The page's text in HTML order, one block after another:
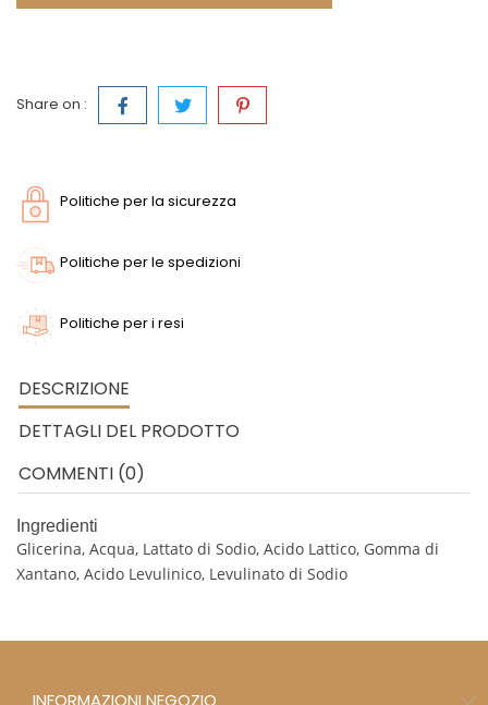
Share on :
Politiche per la sicurezza
Politiche per le spedizioni
Politiche per i resi
DESCRIZIONE
DETTAGLI DEL PRODOTTO
COMMENTI (0)
Ingredienti
Glicerina, Acqua, Lattato di Sodio, Acido Lattico, Gomma di
Xantano, Acido Levulinico, Levulinato di Sodio
INFORMAZIONI NEGOZIO